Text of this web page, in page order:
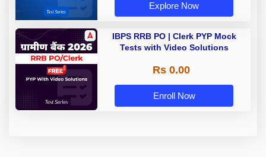
Explore Now
IBPS RRB PO | Clerk PYP Mock
Tests with Video Solutions
Rs 0.00
Enroll Now